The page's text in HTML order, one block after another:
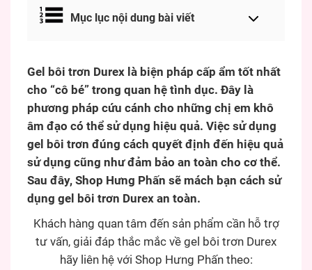
Mục lục nội dung bài viết
Gel bôi trơn Durex là biện pháp cấp ẩm tốt nhất
cho “cô bé” trong quan hệ tình dục. Đây là
phương pháp cứu cánh cho những chị em khô
âm đạo có thể sử dụng hiệu quả. Việc sử dụng
gel bôi trơn đúng cách quyết định đến hiệu quả
sử dụng cũng như đảm bảo an toàn cho cơ thể.
Sau đây, Shop Hưng Phấn sẽ mách bạn cách sử
dụng gel bôi trơn Durex an toàn.
Khách hàng quan tâm đến sản phẩm cần hỗ trợ
tư vấn, giải đáp thắc mắc về gel bôi trơn Durex
hãy liên hệ với Shop Hưng Phấn theo: